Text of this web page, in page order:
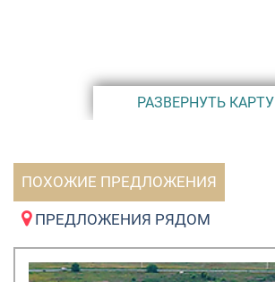
РАЗВЕРНУТЬ КАРТУ
ПОХОЖИЕ ПРЕДЛОЖЕНИЯ
ПРЕДЛОЖЕНИЯ РЯДОМ